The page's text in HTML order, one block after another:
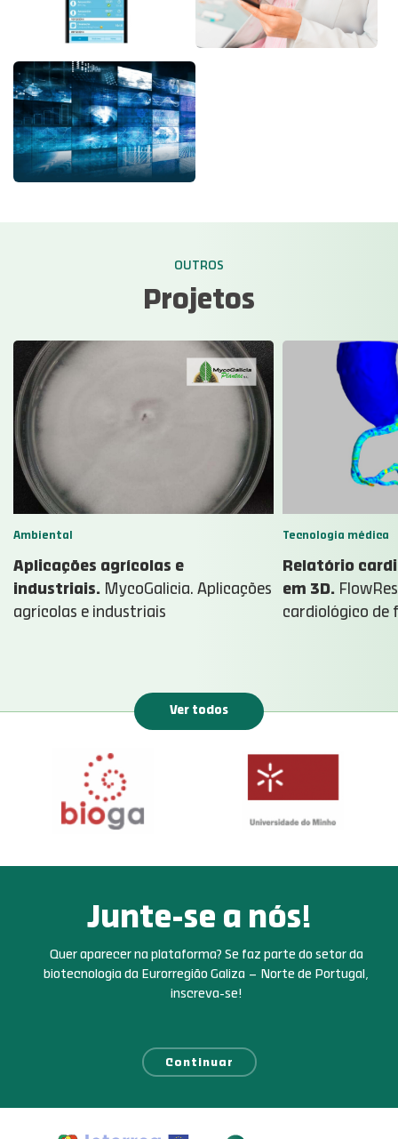
OUTROS
Projetos
Ambiental
Aplicações agrícolas e
industriais. MycoGalicia. Aplicações
agrícolas e industriais
Tecnologia médica
Relatório
em 3D.
cardiológico de
Ver todos
Junte-se a nós!
Quer aparecer na plataforma? Se faz parte do setor da
biotecnologia da Eurorregião Galiza – Norte de Portugal,
inscreva-se!
Continuar